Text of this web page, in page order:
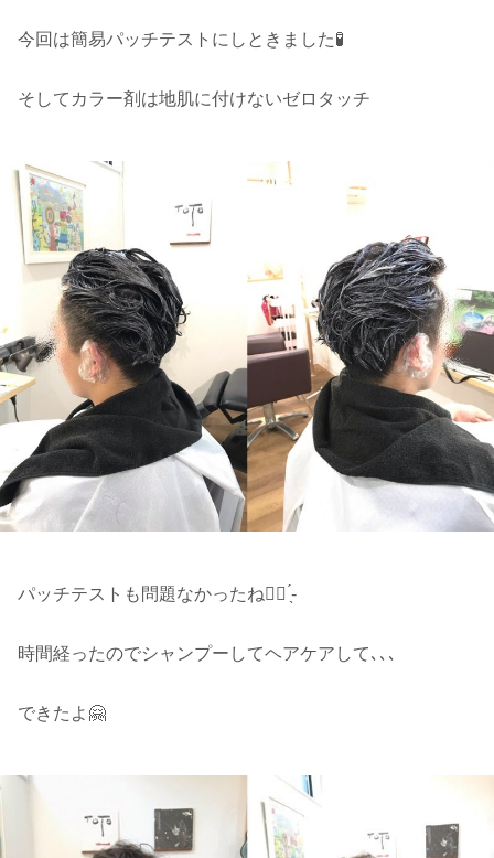
今回は簡易パッチテストにしときました🧪
そしてカラー剤は地肌に付けないゼロタッチ
パッチテストも問題なかったね👍🏻 ̖́-‬
時間経ったのでシャンプーしてヘアケアして､､､
できたよ🤗